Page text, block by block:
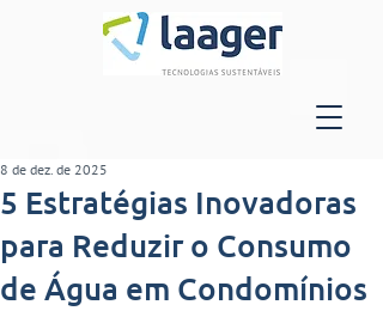
5 Estratégias Inovadoras
para Reduzir o Consumo
de Água em Condomínios
8 de dez. de 2025